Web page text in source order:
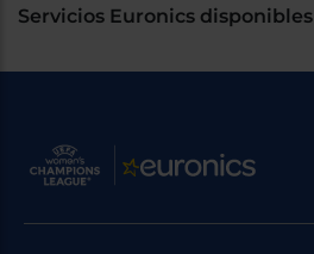
Servicios Euronics disponibles